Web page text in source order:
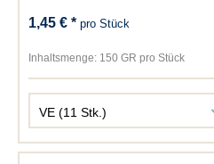
1,45 € *pro Stück
Inhaltsmenge: 150 GR pro Stück